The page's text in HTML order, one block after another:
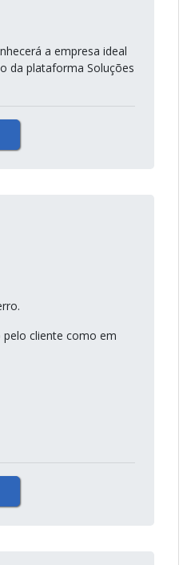
a empresa ideal
da plataforma Soluções
cliente como em